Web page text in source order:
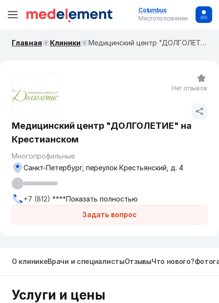
Columbus
Местоположение
Главная Клиники Медицинский центр "ДОЛГОЛЕТИЕ" на Крестианском
Медицинский центр "ДОЛГОЛЕТИЕ" на
Крестианском
Многопрофильные
Задать вопрос
Санкт-Петербург, переулок Крестьянский, д. 4
+7 (812) ****Показать полностью
Нет отзывов
О клиникеВрачи и специалистыОтзывыЧто нового?
Услуги и цены